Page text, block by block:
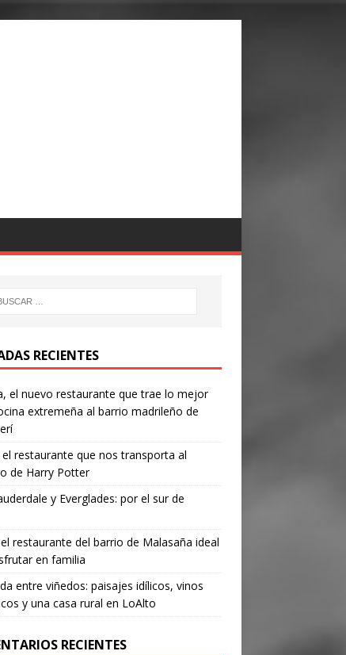
RECIENTES
el nuevo restaurante que trae lo mejor
extremeña al barrio madrileño de
el restaurante que nos transporta al
de Harry Potter
y Everglades: por el sur de
el restaurante del barrio de Malasaña ideal
en familia
entre viñedos: paisajes idílicos, vinos
y una casa rural en LoAlto
RECIENTES